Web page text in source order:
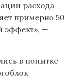
расхода
примерно 50
эффект», —
в попытке